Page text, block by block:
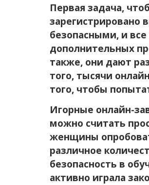
Первая задача,
зарегистрировано
безопасными, и
дополнительных
также, они дают
того, тысячи
того, чтобы
Игорные онлайн-
можно считать
женщины
различное
безопасность в
активно играла